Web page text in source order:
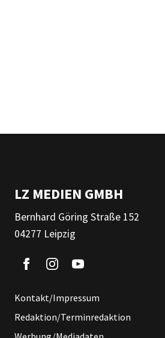
LZ MEDIEN GMBH
Bernhard Göring Straße 152
04277 Leipzig
Kontakt/Impressum
Redaktion/Terminredaktion